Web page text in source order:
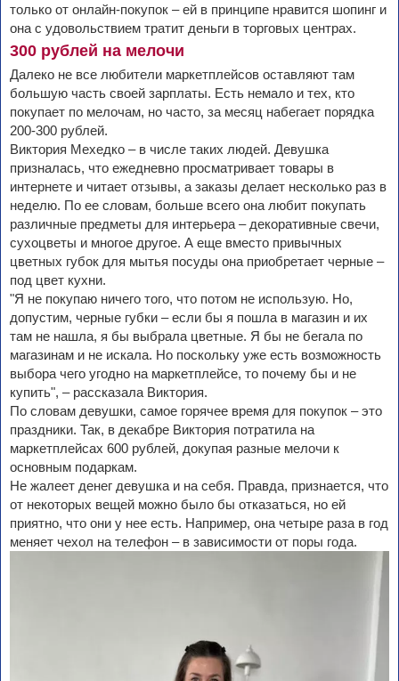
только от онлайн-покупок – ей в принципе нравится шопинг и
она с удовольствием тратит деньги в торговых центрах.
300 рублей на мелочи
Далеко не все любители маркетплейсов оставляют там
большую часть своей зарплаты. Есть немало и тех, кто
покупает по мелочам, но часто, за месяц набегает порядка
200-300 рублей.
Виктория Мехедко – в числе таких людей. Девушка
призналась, что ежедневно просматривает товары в
интернете и читает отзывы, а заказы делает несколько раз в
неделю. По ее словам, больше всего она любит покупать
различные предметы для интерьера – декоративные свечи,
сухоцветы и многое другое. А еще вместо привычных
цветных губок для мытья посуды она приобретает черные –
под цвет кухни.
"Я не покупаю ничего того, что потом не использую. Но,
допустим, черные губки – если бы я пошла в магазин и их
там не нашла, я бы выбрала цветные. Я бы не бегала по
магазинам и не искала. Но поскольку уже есть возможность
выбора чего угодно на маркетплейсе, то почему бы и не
купить", – рассказала Виктория.
По словам девушки, самое горячее время для покупок – это
праздники. Так, в декабре Виктория потратила на
маркетплейсах 600 рублей, докупая разные мелочи к
основным подаркам.
Не жалеет денег девушка и на себя. Правда, признается, что
от некоторых вещей можно было бы отказаться, но ей
приятно, что они у нее есть. Например, она четыре раза в год
меняет чехол на телефон – в зависимости от поры года.